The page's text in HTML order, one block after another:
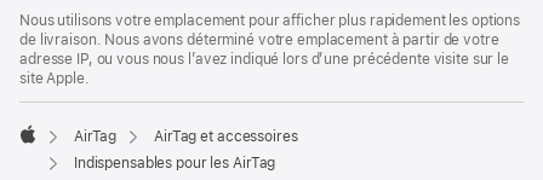
Nous utilisons votre emplacement pour afficher plus rapidement les options
de livraison. Nous avons déterminé votre emplacement à partir de votre
adresse IP, ou vous nous l’avez indiqué lors d’une précédente visite sur le
site Apple.
Apple
AirTag
AirTag et accessoires
Indispensables pour les AirTag